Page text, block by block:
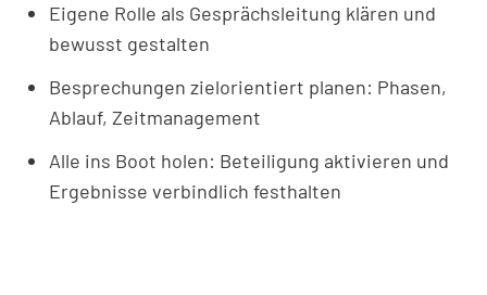
Eigene Rolle als Gesprächsleitung klären und
bewusst gestalten
Besprechungen zielorientiert planen: Phasen,
Ablauf, Zeitmanagement
Alle ins Boot holen: Beteiligung aktivieren und
Ergebnisse verbindlich festhalten